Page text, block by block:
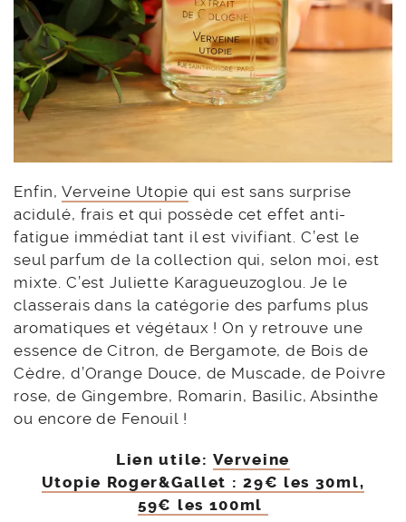
Enfin, Verveine Utopie qui est sans surprise
acidulé, frais et qui possède cet effet anti-
fatigue immédiat tant il est vivifiant. C’est le
seul parfum de la collection qui, selon moi, est
mixte. C’est Juliette Karagueuzoglou. Je le
classerais dans la catégorie des parfums plus
aromatiques et végétaux ! On y retrouve une
essence de Citron, de Bergamote, de Bois de
Cèdre, d’Orange Douce, de Muscade, de Poivre
rose, de Gingembre, Romarin, Basilic, Absinthe
ou encore de Fenouil !
Lien utile: Verveine
Utopie Roger&Gallet : 29€ les 30ml,
59€ les 100ml